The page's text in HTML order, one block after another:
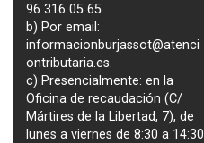
96 316 05 65.
b) Por email:
informacionburjassot@atenci
ontributaria.es.
c) Presencialmente: en la
Oficina de recaudación (C/
Mártires de la Libertad, 7), de
lunes a viernes de 8:30 a 14:30